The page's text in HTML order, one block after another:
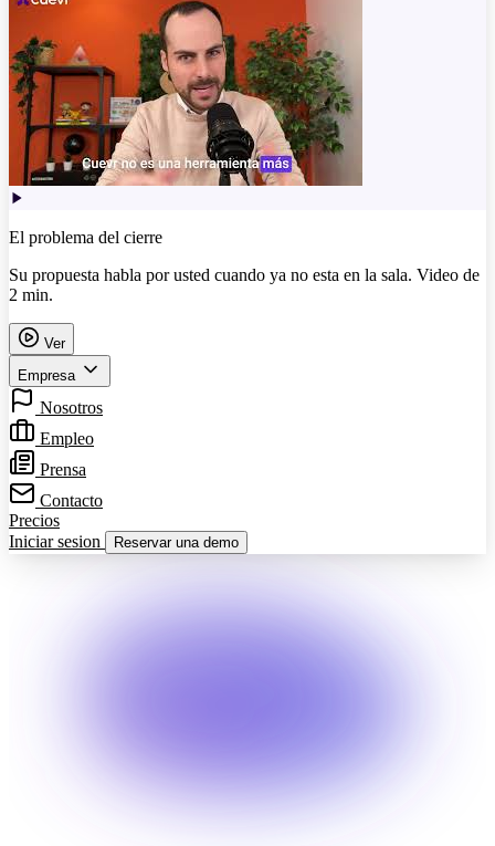
El problema del cierre
Su propuesta habla por usted cuando ya no esta en la sala. Video de
2 min.
Ver
Empresa
Nosotros
Empleo
Prensa
Contacto
Precios
Iniciar sesion
Reservar una demo